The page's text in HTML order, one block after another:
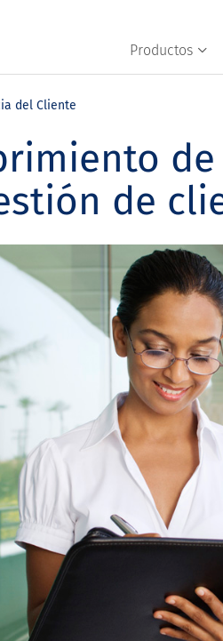
Productos
del Cliente
de